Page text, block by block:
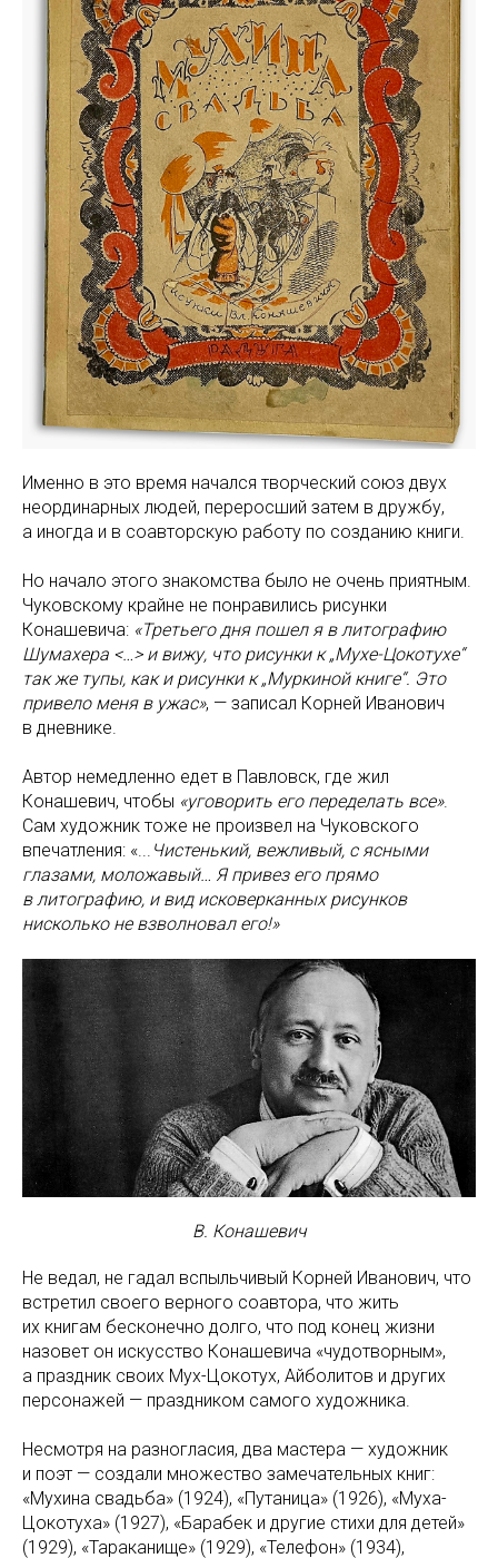
Именно в это время начался творческий союз двух
неординарных людей, переросший затем в дружбу,
а иногда и в соавторскую работу по созданию книги.
Но начало этого знакомства было не очень приятным.
Чуковскому крайне не понравились рисунки
Конашевича: «Третьего дня пошел я в литографию
Шумахера <…> и вижу, что рисунки к „Мухе-Цокотухе“
так же тупы, как и рисунки к „Муркиной книге“. Это
привело меня в ужас», — записал Корней Иванович
в дневнике.
Автор немедленно едет в Павловск, где жил
Конашевич, чтобы «уговорить его переделать все».
Сам художник тоже не произвел на Чуковского
впечатления: «...
Чистенький, вежливый, с ясными
глазами, моложавый… Я привез его прямо
в литографию, и вид исковерканных рисунков
нисколько не взволновал его!»
В. Конашевич
Не ведал, не гадал вспыльчивый Корней Иванович, что
встретил своего верного соавтора, что жить
их книгам бесконечно долго, что под конец жизни
назовет он искусство Конашевича «чудотворным»,
а праздник своих Мух-Цокотух, Айболитов и других
персонажей — праздником самого художника.
Несмотря на разногласия, два мастера — художник
и поэт — создали множество замечательных книг:
«Мухина свадьба» (1924), «Путаница» (1926), «Муха-
Цокотуха» (1927), «Барабек и другие стихи для детей»
(1929), «Тараканище» (1929), «Телефон» (1934),